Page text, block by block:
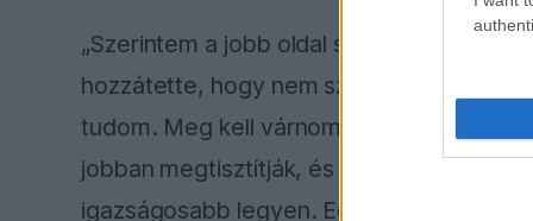
„Szerintem a jobb oldal sokkal rosszabb,
hozzátette, hogy nem szeretne
tudom. Meg kell várnom, hogyan sikerül
jobban megtisztítják, és a bal oldalt talán
igazságosabb legyen. Egyébként csak